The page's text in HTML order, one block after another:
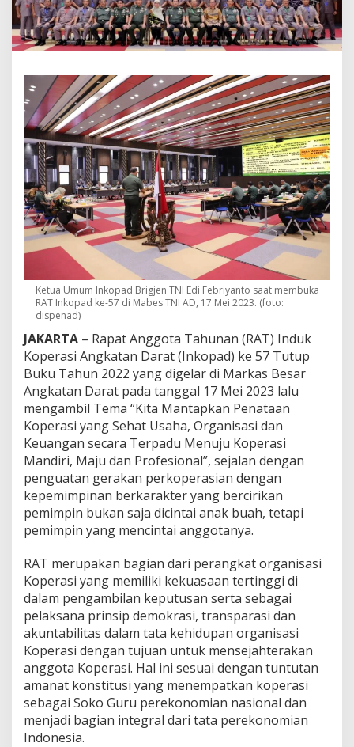
u
p
B
u
u
0
2
2
,
B
r
i
g
j
e
n
d
i
:
e
n
t
u
k
P
e
r
t
a
n
g
g
u
n
j
a
w
a
b
a
n
!
Ketua Umum Inkopad Brigjen TNI Edi Febriyanto saat membuka
RAT Inkopad ke-57 di Mabes TNI AD, 17 Mei 2023. (foto:
dispenad)
JAKARTA – Rapat Anggota Tahunan (RAT) Induk
Koperasi Angkatan Darat (Inkopad) ke 57 Tutup
Buku Tahun 2022 yang digelar di Markas Besar
Angkatan Darat pada tanggal 17 Mei 2023 lalu
mengambil Tema “Kita Mantapkan Penataan
Koperasi yang Sehat Usaha, Organisasi dan
Keuangan secara Terpadu Menuju Koperasi
Mandiri, Maju dan Profesional”, sejalan dengan
penguatan gerakan perkoperasian dengan
kepemimpinan berkarakter yang bercirikan
pemimpin bukan saja dicintai anak buah, tetapi
pemimpin yang mencintai anggotanya.
RAT merupakan bagian dari perangkat organisasi
Koperasi yang memiliki kekuasaan tertinggi di
dalam pengambilan keputusan serta sebagai
pelaksana prinsip demokrasi, transparasi dan
akuntabilitas dalam tata kehidupan organisasi
Koperasi dengan tujuan untuk mensejahterakan
anggota Koperasi. Hal ini sesuai dengan tuntutan
amanat konstitusi yang menempatkan koperasi
sebagai Soko Guru perekonomian nasional dan
menjadi bagian integral dari tata perekonomian
Indonesia.